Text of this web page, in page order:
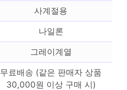
사계절용
나일론
그레이계열
무료배송 (같은 판매자 상품
30,000원 이상 구매 시)